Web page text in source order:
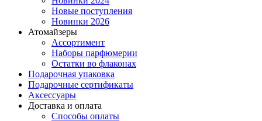
Новые поступления
Новинки 2026
Атомайзеры
Ассортимент
Наборы парфюмерии
Остатки во флаконах
Подарочная упаковка
Подарочные сертификаты
Аксессуары
Доставка и оплата
Способы оплаты